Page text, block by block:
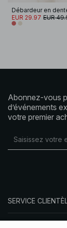
EUR 29.97 EUR
Abonnez-vous
d’événements
votre premier
SERVICE